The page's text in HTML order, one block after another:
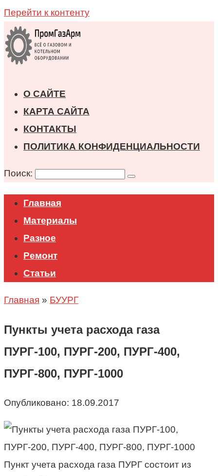
Перейти к контенту
О САЙТЕ
КАРТА САЙТА
КОНТАКТЫ
ПОЛИТИКА КОНФИДЕНЦИАЛЬНОСТИ
Поиск:
Главная
Материалы
Разное
Ремонт
Статьи
Главная » БУУРГ
Пункты учета расхода газа
ПУРГ-100, ПУРГ-200, ПУРГ-400,
ПУРГ-800, ПУРГ-1000
Опубликовано: 18.09.2017
Пункт учета расхода газа ПУРГ состоит из